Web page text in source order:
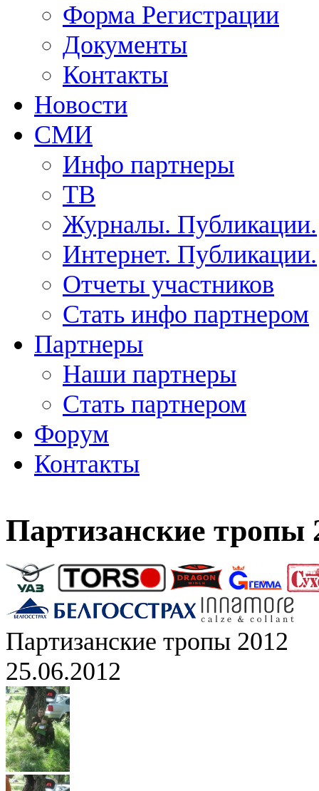
Форма Регистрации
Документы
Контакты
Новости
СМИ
Инфо партнеры
ТВ
Журналы. Публикации.
Интернет. Публикации.
Отчеты участников
Стать инфо партнером
Партнеры
Наши партнеры
Стать партнером
Форум
Контакты
Партизанские тропы
Партизанские тропы 2012
25.06.2012